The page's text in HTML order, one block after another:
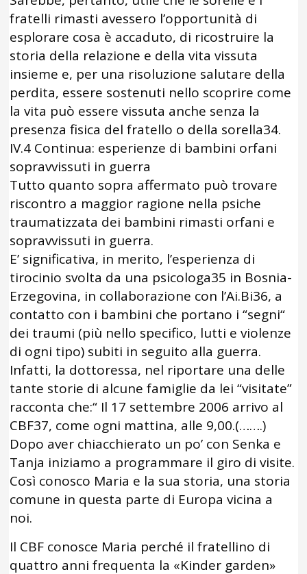
fratelli rimasti avessero l’opportunità di
esplorare cosa è accaduto, di ricostruire la
storia della relazione e della vita vissuta
insieme e, per una risoluzione salutare della
perdita, essere sostenuti nello scoprire come
la vita può essere vissuta anche senza la
presenza fisica del fratello o della sorella34.
IV.4 Continua: esperienze di bambini orfani
sopravvissuti in guerra
Tutto quanto sopra affermato può trovare
riscontro a maggior ragione nella psiche
traumatizzata dei bambini rimasti orfani e
sopravvissuti in guerra.
E’ significativa, in merito, l’esperienza di
tirocinio svolta da una psicologa35 in Bosnia-
Erzegovina, in collaborazione con l’Ai.Bi36, a
contatto con i bambini che portano i “segni“
dei traumi (più nello specifico, lutti e violenze
di ogni tipo) subiti in seguito alla guerra.
Infatti, la dottoressa, nel riportare una delle
tante storie di alcune famiglie da lei “visitate”
racconta che:“ Il 17 settembre 2006 arrivo al
CBF37, come ogni mattina, alle 9,00.(…….)
Dopo aver chiacchierato un po’ con Senka e
Tanja iniziamo a programmare il giro di visite.
Così conosco Maria e la sua storia, una storia
comune in questa parte di Europa vicina a
noi.
Il CBF conosce Maria perché il fratellino di
quattro anni frequenta la «Kinder garden»